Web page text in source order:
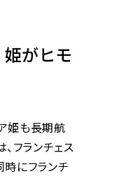
がヒモ
姫も長期航
フランチェス
時にフランチ